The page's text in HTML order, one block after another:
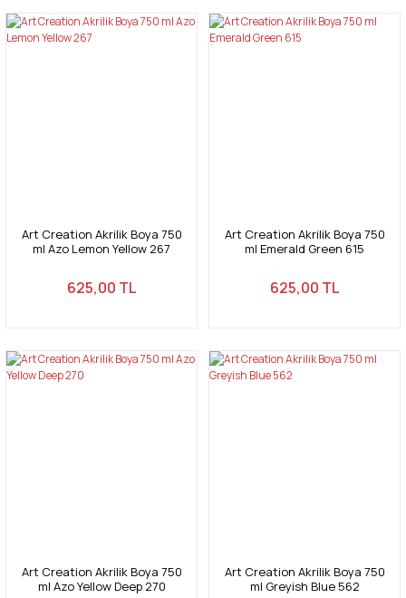
Art Creation Akrilik Boya 750
ml Azo Lemon Yellow 267
625,00 TL
Art Creation Akrilik Boya 750
ml Emerald Green 615
625,00 TL
Art Creation Akrilik Boya 750
ml Azo Yellow Deep 270
Art Creation Akrilik Boya 750
ml Greyish Blue 562